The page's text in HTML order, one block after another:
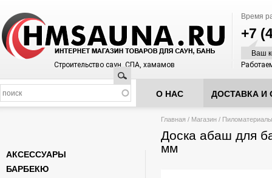
Время
+7
Ваш
Строительство саун, СПА, хамамов
Поиск
О НАС ДОСТАВКА И
Вы здесь
Главная / Магазин / Пиломатериалы
Доска абаш для
мм
АКСЕССУАРЫ
БАРБЕКЮ